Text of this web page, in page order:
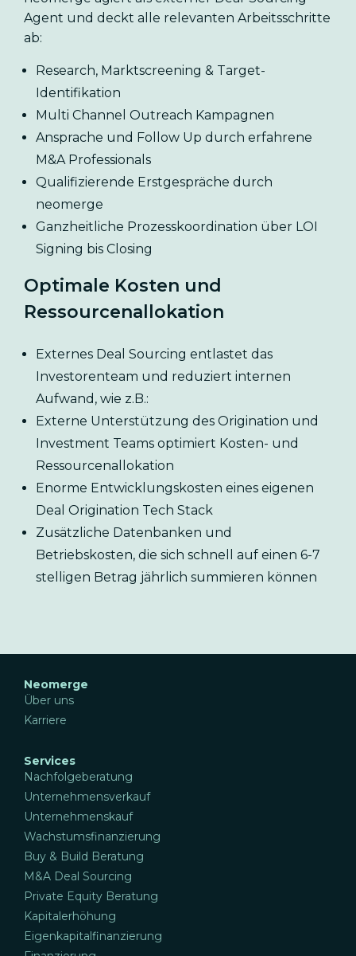
Agent und deckt alle relevanten Arbeitsschritte
ab:
Research, Marktscreening & Target-
Identifikation
Multi Channel Outreach Kampagnen
Ansprache und Follow Up durch erfahrene
M&A Professionals
Qualifizierende Erstgespräche durch
neomerge
Ganzheitliche Prozesskoordination über LOI
Signing bis Closing
Optimale Kosten und
Ressourcenallokation
Externes Deal Sourcing entlastet das
Investorenteam und reduziert internen
Aufwand, wie z.B.:
Externe Unterstützung des Origination und
Investment Teams optimiert Kosten- und
Ressourcenallokation
Enorme Entwicklungskosten eines eigenen
Deal Origination Tech Stack
Zusätzliche Datenbanken und
Betriebskosten, die sich schnell auf einen 6-7
stelligen Betrag jährlich summieren können
Neomerge
Über uns
Karriere
Services
Nachfolgeberatung
Unternehmensverkauf
Unternehmenskauf
Wachstumsfinanzierung
Buy & Build Beratung
M&A Deal Sourcing
Private Equity Beratung
Kapitalerhöhung
Eigenkapitalfinanzierung